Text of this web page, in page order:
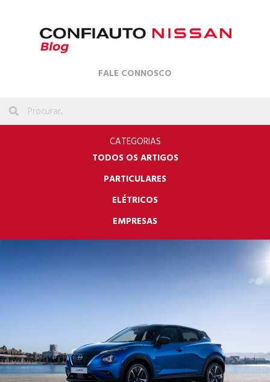
FALE CONNOSCO
CATEGORIAS
TODOS OS ARTIGOS
PARTICULARES
ELÉTRICOS
EMPRESAS